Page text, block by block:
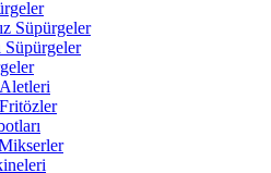
Süpürgeler
Süpürgeler